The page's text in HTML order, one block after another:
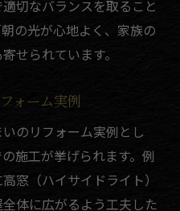
切なバランスを取ること
の光が心地よく、家族の
せられています。
ォーム実例
のリフォーム実例とし
施工が挙げられます。例
窓（ハイサイドライト）
体に広がるよう工夫した